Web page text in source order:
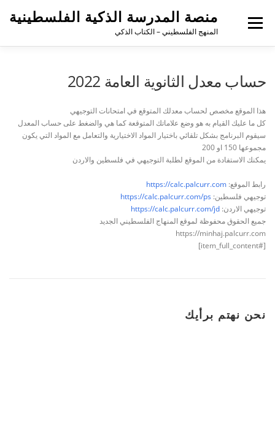
المحتوى
منصة المدرسة الذكية الفلسطينية
المنهج الفلسطيني – الكتاب الذكي
القائمة
حساب معدل الثانوية العامة 2022
هذا الموقع مخصص لحساب معدلك المتوقع في امتحانات التوجيهي
كل ما عليك القيام به هو وضع علاماتك المتوقعة كما هي والضغط على حساب المعدل
سيقوم البرنامج بشكل تلقائي باختيار المواد الاختيارية والتعامل مع المواد التي يكون
مجموعها 150 او 200
يمكنك الاستفادة من الموقع لطلبة التوجيهي في فلسطين والاردن
رابط الموقع: https://calc.palcurr.com
توجيهي فلسطين: https://calc.palcurr.com/ps
توجيهي الاردن: https://calc.palcurr.com/jd
جميع الحقوق محفوظة لموقع المنهاج الفلسطيني الجديد
https://minhaj.palcurr.com
[#item_full_content]
نحن نهتم برأيك